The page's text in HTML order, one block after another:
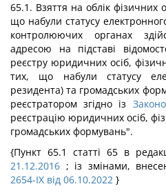
65.1. Взяття на облік фізичних
що набули статусу
контролюючих органах
адресою на підставі
реєстру юридичних осіб,
тих, що набули статусу
резидента) та громадських
реєстратором згідно із
реєстрацію юридичних осіб,
громадських формувань".
{Пункт 65.1 статті 65 в
21.12.2016 ; із змінами,
2654-IX від 06.10.2022 }